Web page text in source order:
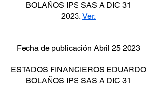
BOLAÑOS IPS SAS A DIC 31
2023. Ver.
Fecha de publicación Abril 25 2023
ESTADOS FINANCIEROS EDUARDO
BOLAÑOS IPS SAS A DIC 31